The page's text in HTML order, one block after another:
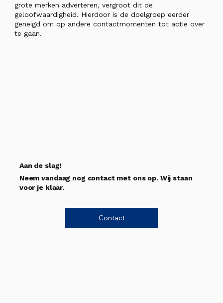
grote merken adverteren, vergroot dit de
geloofwaardigheid. Hierdoor is de doelgroep eerder
geneigd om op andere contactmomenten tot actie over
te gaan.
Aan de slag!
Neem vandaag nog contact met ons op. Wij staan
voor je klaar.
Contact